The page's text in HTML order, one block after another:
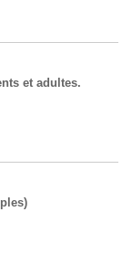
et adultes.